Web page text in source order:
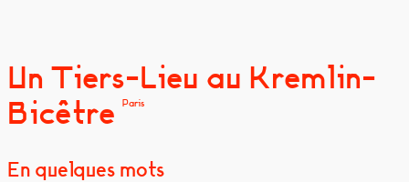
Un Tiers-Lieu au Kremlin-
Bicêtre
Paris
En quelques mots